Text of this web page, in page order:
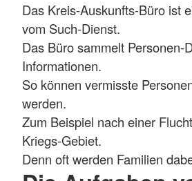
Das Kreis-Auskunfts-Büro ist
vom Such-Dienst.
Das Büro sammelt Personen-
Informationen.
So können vermisste
werden.
Zum Beispiel nach einer
Kriegs-Gebiet.
Denn oft werden Familien